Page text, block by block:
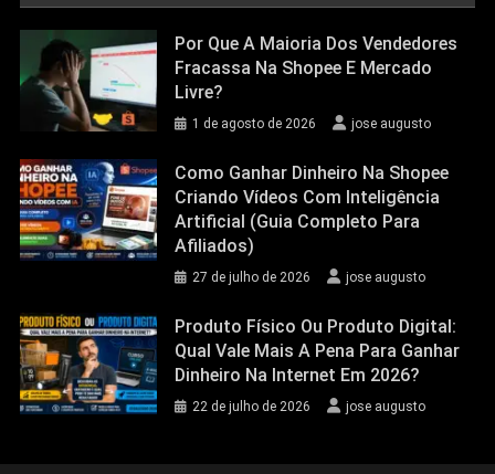
Por Que A Maioria Dos Vendedores
Fracassa Na Shopee E Mercado
Livre?
1 de agosto de 2026 jose augusto
Como Ganhar Dinheiro Na Shopee
Criando Vídeos Com Inteligência
Artificial (Guia Completo Para
Afiliados)
27 de julho de 2026 jose augusto
Produto Físico Ou Produto Digital:
Qual Vale Mais A Pena Para Ganhar
Dinheiro Na Internet Em 2026?
22 de julho de 2026 jose augusto